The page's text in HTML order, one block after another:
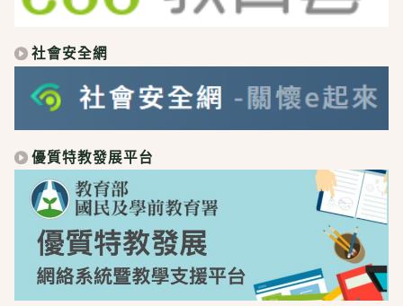
社會安全網
優質特教發展平台